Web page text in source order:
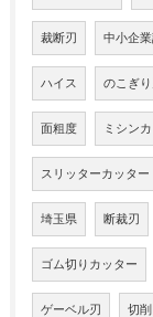
裁断刃 中小企
ハイス のこぎり
面粗度 ミシン
スリッターカッター
埼玉県 断裁刃
ゴム切りカッター
ゲーベル刃 切削